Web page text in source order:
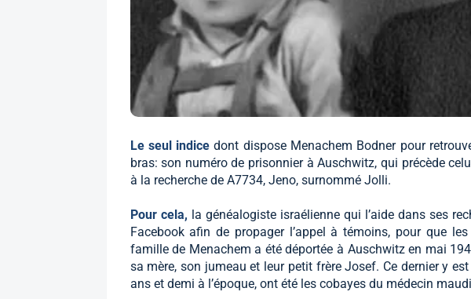
Le seul indicedont dispose Menachem Bodner pour
bras: son numéro de prisonnier à Auschwitz, qui précède
à la recherche de A7734, Jeno, surnommé Jolli.
Pour cela, la généalogiste israélienne qui l’aide dans ses
Facebook afin de propager l’appel à témoins, pour que
famille de Menachem a été déportée à Auschwitz en mai
sa mère, son jumeau et leur petit frère Josef. Ce dernier y
ans et demi à l’époque, ont été les cobayes du médecin